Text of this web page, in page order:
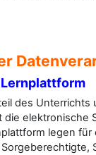
Lernplattform
des Unterrichts
elektronische
legen